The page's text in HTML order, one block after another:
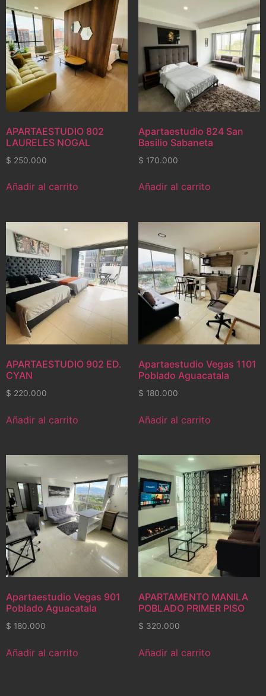
APARTAESTUDIO 802
LAURELES NOGAL
$ 250.000
Añadir al carrito
Apartaestudio 824 San
Basilio Sabaneta
$ 170.000
Añadir al carrito
APARTAESTUDIO 902 ED.
CYAN
$ 220.000
Añadir al carrito
Apartaestudio Vegas 1101
Poblado Aguacatala
$ 180.000
Añadir al carrito
Apartaestudio Vegas 901
Poblado Aguacatala
$ 180.000
Añadir al carrito
APARTAMENTO MANILA
POBLADO PRIMER PISO
$ 320.000
Añadir al carrito